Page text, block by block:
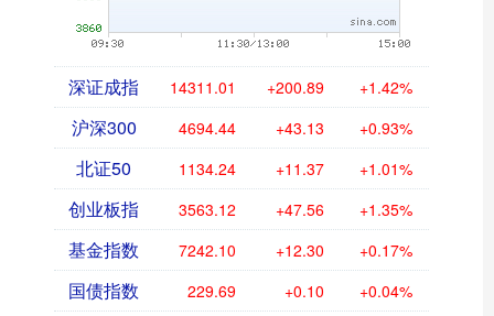
深证成指 14311.01 +200.89 +1.42%
沪深300 4694.44 +43.13 +0.93%
北证50 1134.24 +11.37 +1.01%
创业板指 3563.12 +47.56 +1.35%
基金指数 7242.10 +12.30 +0.17%
国债指数 229.69 +0.10 +0.04%